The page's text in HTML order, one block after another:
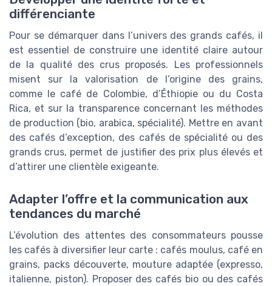
différenciante
Pour se démarquer dans l’univers des grands cafés, il
est essentiel de construire une identité claire autour
de la qualité des crus proposés. Les professionnels
misent sur la valorisation de l’origine des grains,
comme le café de Colombie, d’Éthiopie ou du Costa
Rica, et sur la transparence concernant les méthodes
de production (bio, arabica, spécialité). Mettre en avant
des cafés d’exception, des cafés de spécialité ou des
grands crus, permet de justifier des prix plus élevés et
d’attirer une clientèle exigeante.
Adapter l’offre et la communication aux
tendances du marché
L’évolution des attentes des consommateurs pousse
les cafés à diversifier leur carte : cafés moulus, café en
grains, packs découverte, mouture adaptée (expresso,
italienne, piston). Proposer des cafés bio ou des cafés